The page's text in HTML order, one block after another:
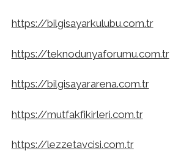
https://bilgisayarkulubu.com.tr
https://teknodunyaforumu.com.tr
https://bilgisayararena.com.tr
https://mutfakfikirleri.com.tr
https://lezzetavcisi.com.tr